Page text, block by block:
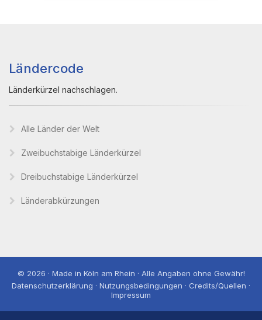
Ländercode
Länderkürzel nachschlagen.
Alle Länder der Welt
Zweibuchstabige Länderkürzel
Dreibuchstabige Länderkürzel
Länderabkürzungen
© 2026 · Made in Köln am Rhein · Alle Angaben ohne Gewähr!
Datenschutzerklärung · Nutzungsbedingungen · Credits/Quellen ·
Impressum